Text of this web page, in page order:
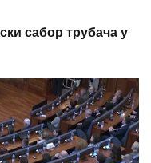
сабор трубача у